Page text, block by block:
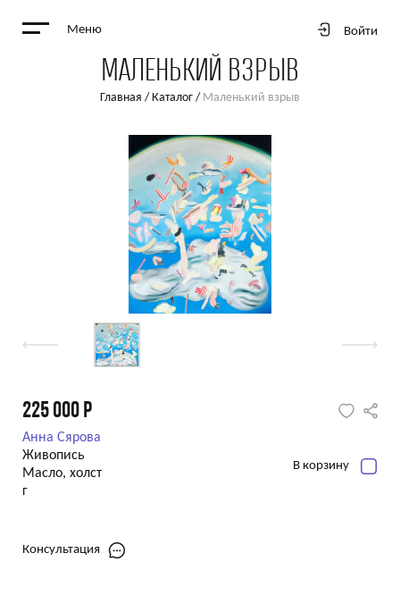
Меню Войти
МАЛЕНЬКИЙ ВЗРЫВ
Главная / Каталог / Маленький взрыв
225 000 Р
Анна Сярова
Живопись
Масло, холст
г
В корзину
Консультация